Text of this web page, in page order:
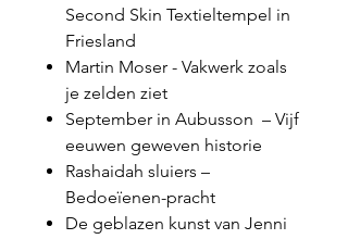
Second Skin Textieltempel in
Friesland
Martin Moser - Vakwerk zoals
je zelden ziet
September in Aubusson – Vijf
eeuwen geweven historie
Rashaidah sluiers –
Bedoeïenen-pracht
De geblazen kunst van Jenni